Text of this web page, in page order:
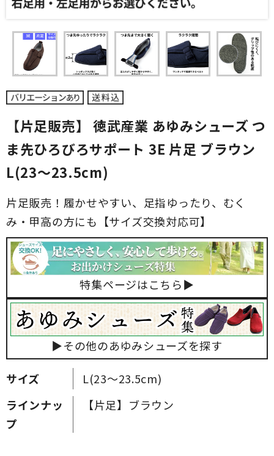
【片足販売】 徳武産業 あゆみシューズ つ
ま先ひろびろサポート 3E 片足 ブラウン
L(23～23.5cm)
片足販売！履かせやすい、足指ゆったり、むく
み・甲高の方にも【サイズ交換対応可】
サイズ
L(23～23.5cm)
ラインナッ
プ
【片足】ブラウン
特集ページはこちら▶
▶その他のあゆみシューズを探す